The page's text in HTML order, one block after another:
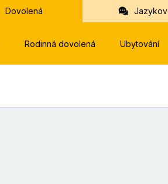
Dovolená
Rodinná dovolená Ubytování